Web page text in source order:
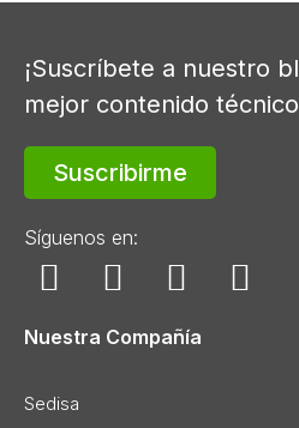
¡Suscríbete a nuestro
mejor contenido
Suscribirme
Síguenos en:
Nuestra Compañía
Sedisa